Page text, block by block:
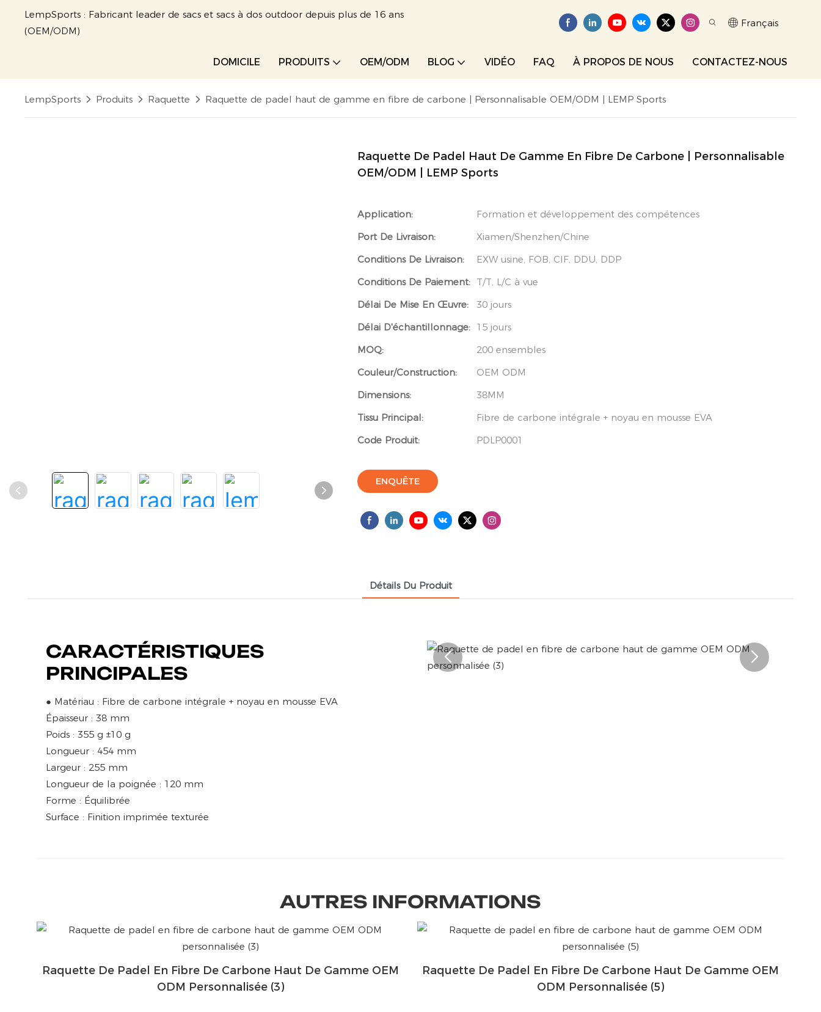
LempSports : Fabricant leader de sacs et sacs à dos outdoor depuis plus de 16 ans
(OEM/ODM)
Français
DOMICILE PRODUITS OEM/ODM BLOG VIDÉO FAQ À PROPOS DE NOUS CONTACTEZ-NOUS
LempSports Produits Raquette Raquette de padel haut de gamme en fibre de carbone | Personnalisable OEM/ODM | LEMP Sports
Raquette De Padel Haut De Gamme En Fibre De Carbone | Personnalisable
OEM/ODM | LEMP Sports
Application:
Formation et développement des compétences
Port De Livraison:
Xiamen/Shenzhen/Chine
Conditions De Livraison:
EXW usine, FOB, CIF, DDU, DDP
Conditions De Paiement: T/T, L/C à vue
Délai De Mise En Œuvre:
30 jours
Délai D'échantillonnage: 15 jours
MOQ:
200 ensembles
Couleur/Construction:
OEM ODM
Dimensions:
38MM
Tissu Principal:
Fibre de carbone intégrale + noyau en mousse EVA
Code Produit:
PDLP0001
ENQUÊTE
Détails Du Produit
CARACTÉRISTIQUES
PRINCIPALES
● Matériau : Fibre de carbone intégrale + noyau en mousse EVA
Épaisseur : 38 mm
Poids : 355 g ±10 g
Longueur : 454 mm
Largeur : 255 mm
Longueur de la poignée : 120 mm
Forme : Équilibrée
Surface : Finition imprimée texturée
AUTRES INFORMATIONS
Raquette De Padel En Fibre De Carbone Haut De Gamme OEM
ODM Personnalisée (3)
Raquette De Padel En Fibre De Carbone Haut De Gamme OEM
ODM Personnalisée (5)